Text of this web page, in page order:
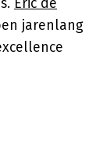
jarenlang